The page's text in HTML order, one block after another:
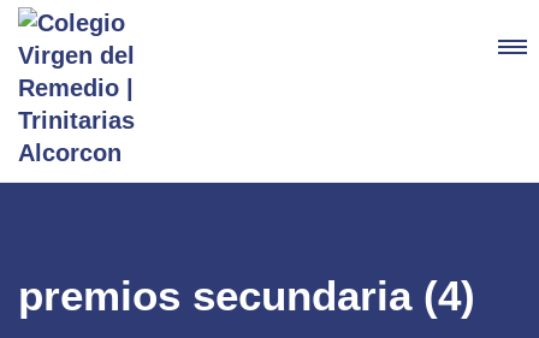
premios secundaria (4)